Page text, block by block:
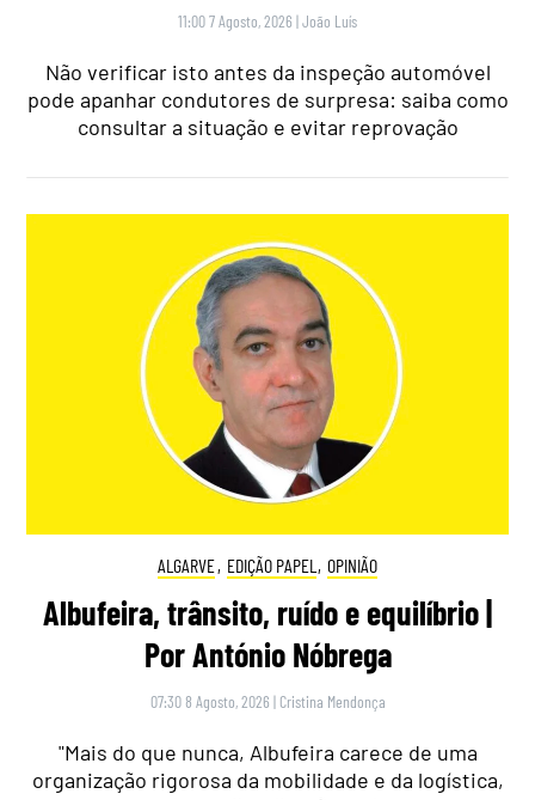
11:00 7 Agosto, 2026 |João Luís
Não verificar isto antes da inspeção automóvel
pode apanhar condutores de surpresa: saiba como
consultar a situação e evitar reprovação
ALGARVE, EDIÇÃO PAPEL , OPINIÃO
Albufeira, trânsito, ruído e equilíbrio |
Por António Nóbrega
07:30 8 Agosto, 2026 | Cristina Mendonça
"Mais do que nunca, Albufeira carece de uma
organização rigorosa da mobilidade e da logística,